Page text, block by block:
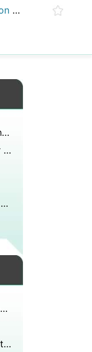
Hvordan bleke tennene med natron og peroxide
Langsiktige effekter av tenner whiteners
Hva betyr det hvis tannen din blir brun?
Hva er det beste produktet for å bleke tennene hjemme?
Gir cola misfarging av tennene, og i så fall hvilken ingrediens i den forårsaker dette?
Kan tamoxifen påvirke negler og tenner?